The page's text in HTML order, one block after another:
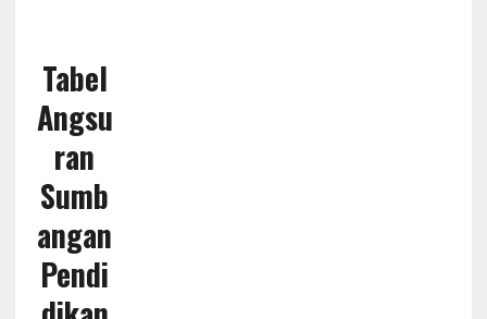
Tabel
Angsu
ran
Sumb
angan
Pendi